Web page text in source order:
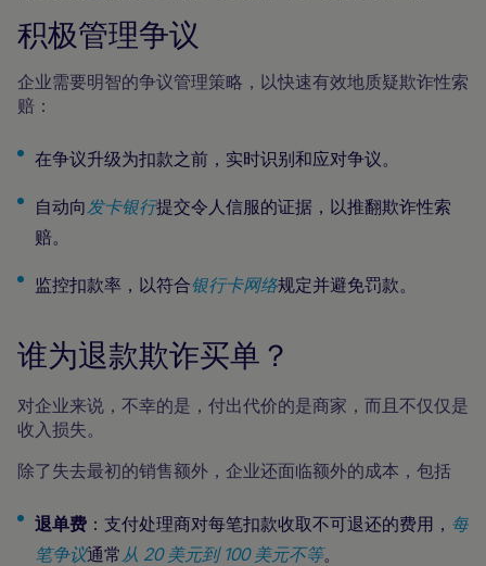
积极管理争议
企业需要明智的争议管理策略，以快速有效地质疑欺诈性索
赔：
在争议升级为扣款之前，实时识别和应对争议。
自动向发卡银行提交令人信服的证据，以推翻欺诈性索
赔。
监控扣款率，以符合银行卡网络规定并避免罚款。
谁为退款欺诈买单？
对企业来说，不幸的是，付出代价的是商家，而且不仅仅是
收入损失。
除了失去最初的销售额外，企业还面临额外的成本，包括
退单费 ：支付处理商对每笔扣款收取不可退还的费用， 每
笔争议通常从 20 美元到 100 美元不等。